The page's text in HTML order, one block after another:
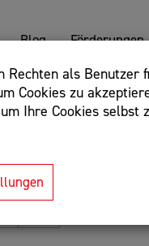
als Benutzer
Cookies zu
Ihre Cookies
Blog Förderungen
-webshop,